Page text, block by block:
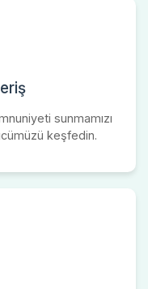
sunmamızı
keşfedin.